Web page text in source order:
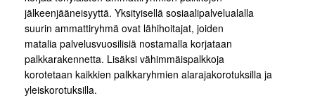
jälkeenjääneisyyttä. Yksityisellä sosiaalipalvelualalla
suurin ammattiryhmä ovat lähihoitajat, joiden
matalia palvelusvuosilisiä nostamalla korjataan
palkkarakennetta. Lisäksi vähimmäispalkkoja
korotetaan kaikkien palkkaryhmien alarajakorotuksilla ja
yleiskorotuksilla.